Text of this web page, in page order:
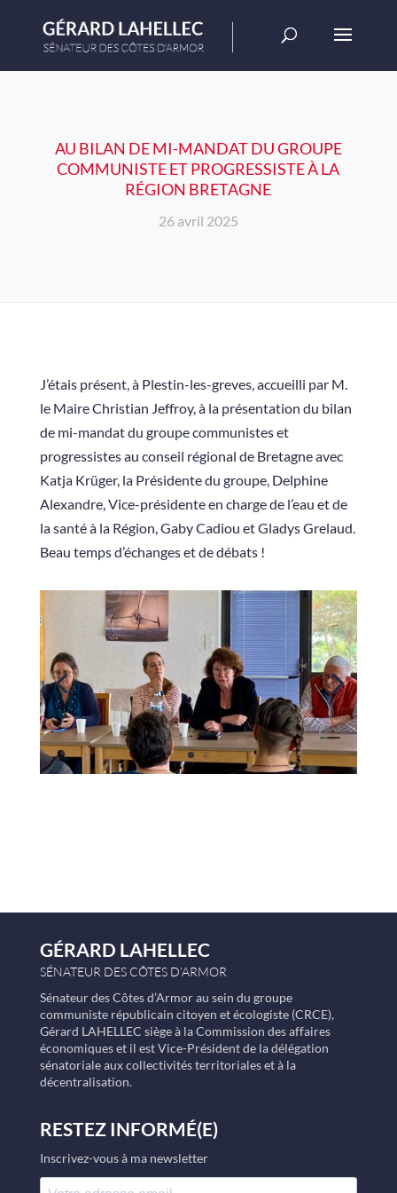
AU BILAN DE MI-MANDAT DU GROUPE
COMMUNISTE ET PROGRESSISTE À LA
RÉGION BRETAGNE
26 avril 2025
J’étais présent, à Plestin-les-greves, accueilli par M.
le Maire Christian Jeffroy, à la présentation du bilan
de mi-mandat du groupe communistes et
progressistes au conseil régional de Bretagne avec
Katja Krüger, la Présidente du groupe, Delphine
Alexandre, Vice-présidente en charge de l’eau et de
la santé à la Région, Gaby Cadiou et Gladys Grelaud.
Beau temps d’échanges et de débats !
GÉRARD LAHELLEC
SÉNATEUR DES CÔTES D’ARMOR
Sénateur des Côtes d’Armor au sein du groupe
communiste républicain citoyen et écologiste (CRCE),
Gérard LAHELLEC siège à la Commission des affaires
économiques et il est Vice-Président de la délégation
sénatoriale aux collectivités territoriales et à la
décentralisation.
RESTEZ INFORMÉ(E)
Inscrivez-vous à ma newsletter